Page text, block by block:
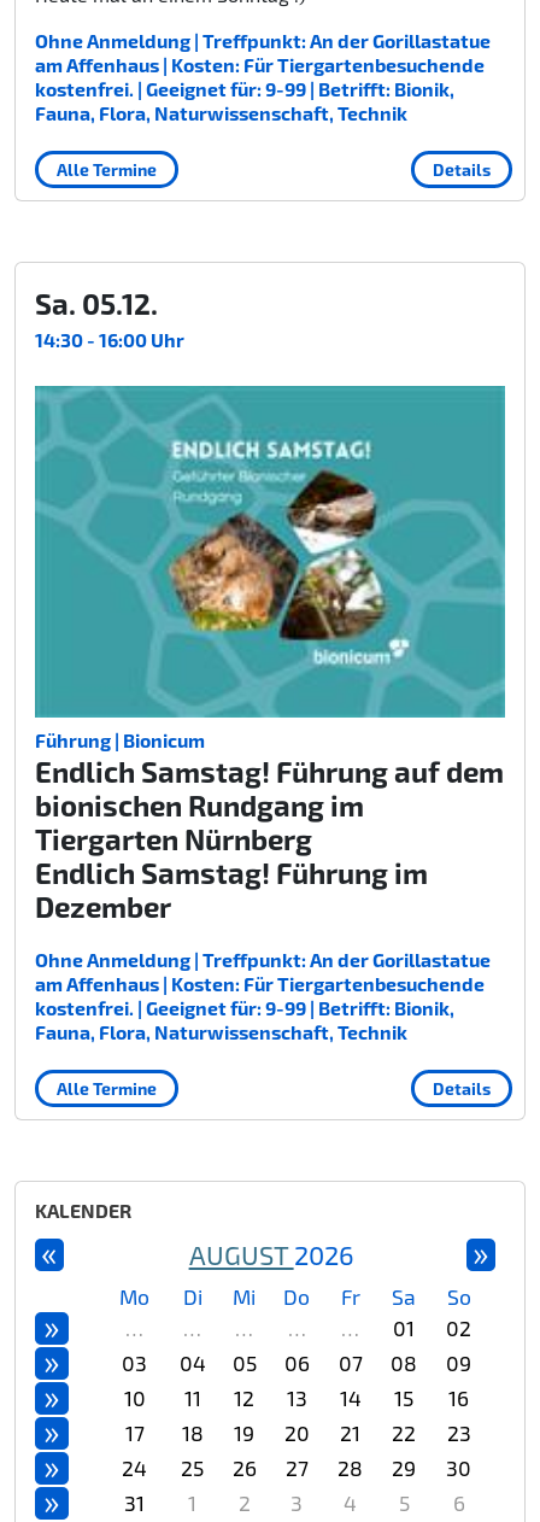
Ohne Anmeldung | Treffpunkt: An der Gorillastatue
am Affenhaus | Kosten: Für Tiergartenbesuchende
kostenfrei. | Geeignet für: 9-99 | Betrifft: Bionik,
Fauna, Flora, Naturwissenschaft, Technik
Details
Alle Termine
Sa. 05.12.
14:30 - 16:00 Uhr
Führung | Bionicum
Endlich Samstag! Führung auf dem
bionischen Rundgang im
Tiergarten Nürnberg
Endlich Samstag! Führung im
Dezember
Ohne Anmeldung | Treffpunkt: An der Gorillastatue
am Affenhaus | Kosten: Für Tiergartenbesuchende
kostenfrei. | Geeignet für: 9-99 | Betrifft: Bionik,
Fauna, Flora, Naturwissenschaft, Technik
Details
Alle Termine
KALENDER
»
« AUGUST2026
Mo Di Mi Do Fr Sa So
» … … … … … 01 02
» 03 04 05 06 07 08 09
» 10 11 12 13 14 15 16
» 17 18 19 20 21 22 23
» 24 25 26 27 28 29 30
» 31 1 2 3 4 5 6